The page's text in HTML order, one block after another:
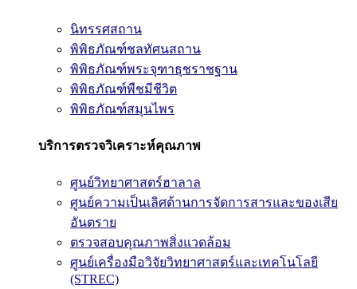
นิทรรศสถาน
พิพิธภัณฑ์ชลทัศนสถาน
พิพิธภัณฑ์พระจุฑาธุชราชฐาน
พิพิธภัณฑ์พืชมีชีวิต
พิพิธภัณฑ์สมุนไพร
บริการตรวจวิเคราะห์คุณภาพ
ศูนย์วิทยาศาสตร์ฮาลาล
ศูนย์ความเป็นเลิศด้านการจัดการสารและของเสีย
อันตราย
ตรวจสอบคุณภาพสิ่งแวดล้อม
ศูนย์เครื่องมือวิจัยวิทยาศาสตร์และเทคโนโลยี
(STREC)